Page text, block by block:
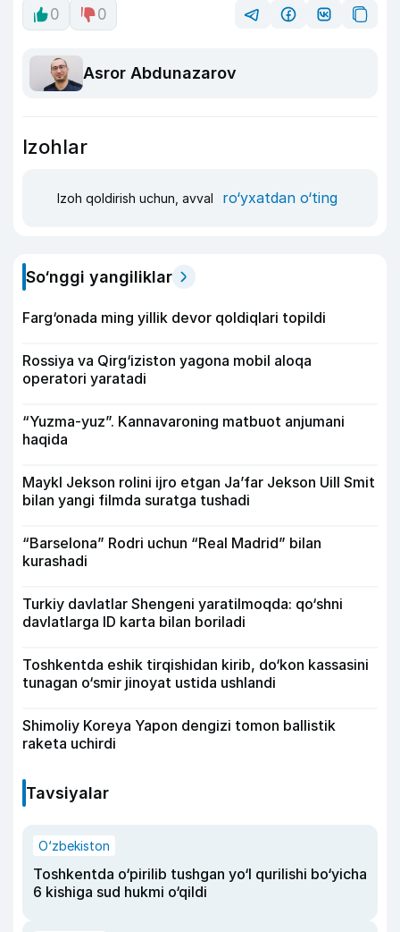
0 0
Asror Abdunazarov
Izohlar
Izoh qoldirish uchun, avval ro‘yxatdan o‘ting
So‘nggi yangiliklar
Farg‘onada ming yillik devor qoldiqlari topildi
Rossiya va Qirg‘iziston yagona mobil aloqa
operatori yaratadi
“Yuzma-yuz”. Kannavaroning matbuot anjumani
haqida
Maykl Jekson rolini ijro etgan Ja’far Jekson Uill Smit
bilan yangi filmda suratga tushadi
“Barselona” Rodri uchun “Real Madrid” bilan
kurashadi
Turkiy davlatlar Shengeni yaratilmoqda: qo‘shni
davlatlarga ID karta bilan boriladi
Toshkentda eshik tirqishidan kirib, do‘kon kassasini
tunagan o‘smir jinoyat ustida ushlandi
Shimoliy Koreya Yapon dengizi tomon ballistik
raketa uchirdi
Tavsiyalar
O‘zbekiston
Toshkentda o‘pirilib tushgan yo‘l qurilishi bo‘yicha
6 kishiga sud hukmi o‘qildi